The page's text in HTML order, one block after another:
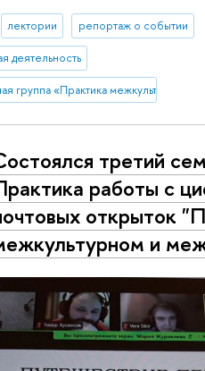
лектории репортаж о событии
деятельность
группа «Практика межкультурной
третий
работы с
открыток
и